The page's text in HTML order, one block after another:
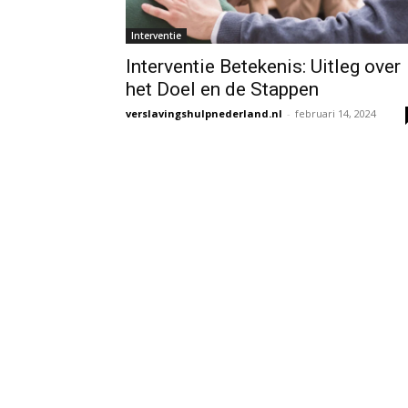
Interventie
Interventie Betekenis: Uitleg over
het Doel en de Stappen
verslavingshulpnederland.nl - februari 14, 2024